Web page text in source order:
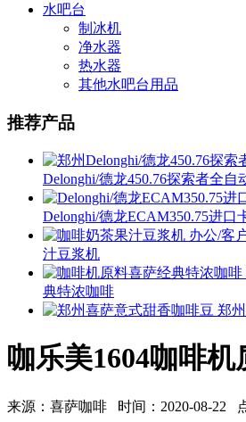
水吧台
制冰机
净水器
热水器
其他水吧台用品
推荐产品
Delonghi/德龙450.76探索者全自
Delonghi/德龙ECAM350.75进口
办公/客
汁豆浆机
典特浓咖啡
郑
咖乐美1604咖啡
来源：喜萨咖啡 时间：2020-08-22